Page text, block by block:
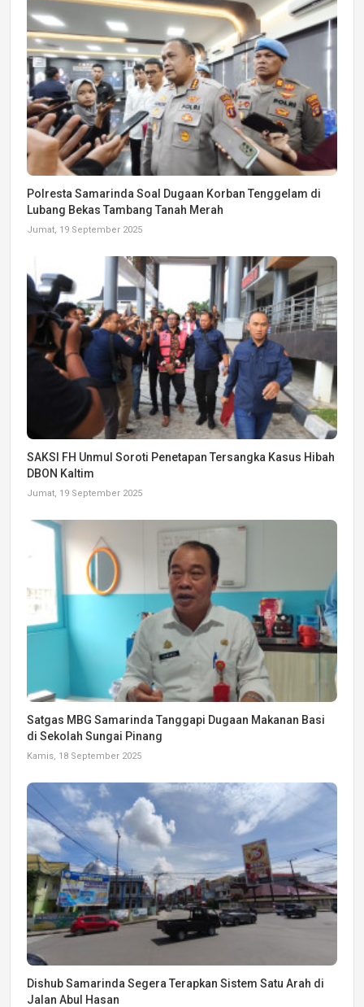
Polresta Samarinda Soal Dugaan Korban Tenggelam di
Lubang Bekas Tambang Tanah Merah
Jumat, 19 September 2025
SAKSI FH Unmul Soroti Penetapan Tersangka Kasus Hibah
DBON Kaltim
Jumat, 19 September 2025
Satgas MBG Samarinda Tanggapi Dugaan Makanan Basi
di Sekolah Sungai Pinang
Kamis, 18 September 2025
Dishub Samarinda Segera Terapkan Sistem Satu Arah di
Jalan Abul Hasan